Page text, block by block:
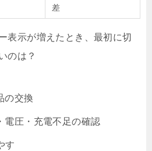
差
表示が増えたとき、最初に切
のは？
の交換
電圧・充電不足の確認
す